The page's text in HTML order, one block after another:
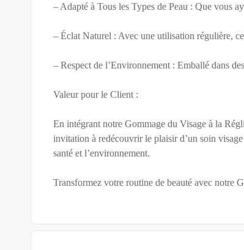
– Adapté à Tous les Types de Peau : Que vous
– Éclat Naturel : Avec une utilisation régulière,
– Respect de l’Environnement : Emballé dans
Valeur pour le Client :
En intégrant notre Gommage du Visage à la
invitation à redécouvrir le plaisir d’un soin
santé et l’environnement.
Transformez votre routine de beauté avec notre